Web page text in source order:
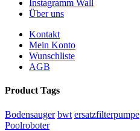
Instagramm Wall
Über uns
Kontakt
Mein Konto
Wunschliste
AGB
Product Tags
Bodensauger bwt ersatzfilterpumpe
Poolroboter